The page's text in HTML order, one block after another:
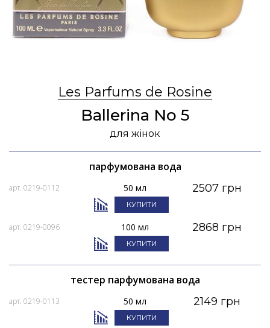
Les Parfums de Rosine
Ballerina No 5
для жінок
парфумована вода
арт. 0219-0112 50 мл 2507 грн
КУПИТИ
арт. 0219-0096 100 мл 2868 грн
КУПИТИ
тестер парфумована вода
арт. 0219-0113 50 мл 2149 грн
КУПИТИ